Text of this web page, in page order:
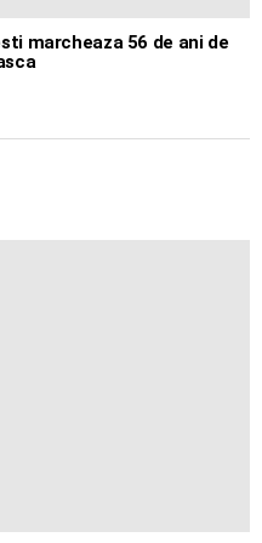
marcheaza 56 de ani de